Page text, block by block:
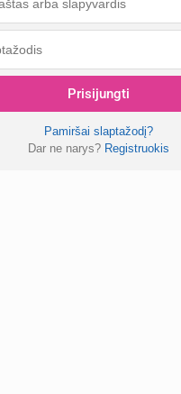
Prisijungti
Pamiršai slaptažodį?
Dar ne narys? Registruokis